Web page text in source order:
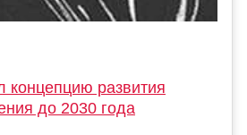
концепцию развития
до 2030 года